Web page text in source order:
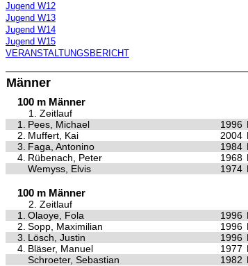
Jugend W12
Jugend W13
Jugend W14
Jugend W15
VERANSTALTUNGSBERICHT
Männer
100 m Männer
1. Zeitlauf
1.
Pees, Michael 1996
2. Muffert, Kai 2004
3. Faga, Antonino 1984
4. Rübenach, Peter 1968
Wemyss, Elvis 1974
100 m Männer
2. Zeitlauf
1.
Olaoye, Fola 1996
2. Sopp, Maximilian 1996
3. Lösch, Justin 1996
4. Bläser, Manuel 1977
Schroeter, Sebastian 1982